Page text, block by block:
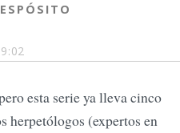
esta serie ya lleva cinco
herpetólogos (expertos en